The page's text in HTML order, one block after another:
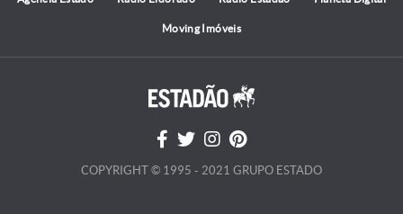
Moving Imóveis
COPYRIGHT © 1995 - 2021 GRUPO ESTADO